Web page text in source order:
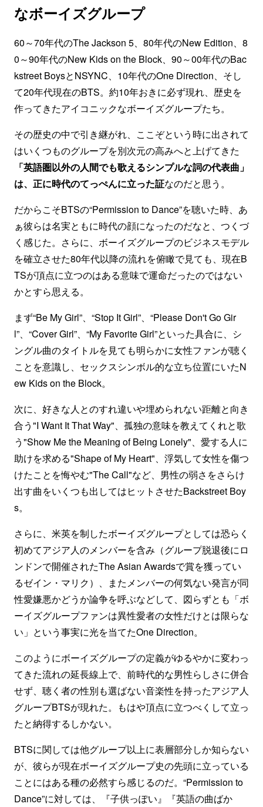
なボーイズグループ
60～70年代のThe Jackson 5、80年代のNew Edition、8
0～90年代のNew Kids on the Block、90～00年代のBac
kstreet BoysとNSYNC、10年代のOne Direction、そし
て20年代現在のBTS。約10年おきに必ず現れ、歴史を
作ってきたアイコニックなボーイズグループたち。
その歴史の中で引き継がれ、ここぞという時に出されて
はいくつものグループを別次元の高みへと上げてきた
「英語圏以外の人間でも歌えるシンプルな詞の代表曲」
は、正に時代のてっぺんに立った証なのだと思う。
だからこそBTSの“Permission to Dance”を聴いた時、あ
ぁ彼らは名実ともに時代の顔になったのだなと、つくづ
く感じた。さらに、ボーイズグループのビジネスモデル
を確立させた80年代以降の流れを俯瞰で見ても、現在B
TSが頂点に立つのはある意味で運命だったのではない
かとすら思える。
まず“Be My Girl”、“Stop It Girl”、“Please Don't Go Gir
l”、“Cover Girl”、“My Favorite Girl”といった具合に、シ
ングル曲のタイトルを見ても明らかに女性ファンが聴く
ことを意識し、セックスシンボル的な立ち位置にいたN
ew Kids on the Block。
次に、好きな人とのすれ違いや埋められない距離と向き
合う"I Want It That Way"、孤独の意味を教えてくれと歌
う"Show Me the Meaning of Being Lonely"、愛する人に
助けを求める"Shape of My Heart"、浮気して女性を傷つ
けたことを悔やむ"The Call"など、男性の弱さをさらけ
出す曲をいくつも出してはヒットさせたBackstreet Boy
s。
さらに、米英を制したボーイズグループとしては恐らく
初めてアジア人のメンバーを含み（グループ脱退後にロ
ンドンで開催されたThe Asian Awardsで賞を獲ってい
るゼイン・マリク）、またメンバーの何気ない発言が同
性愛嫌悪かどうか論争を呼ぶなどして、図らずとも「ボ
ーイズグループファンは異性愛者の女性だけとは限らな
い」という事実に光を当てたOne Direction。
このようにボーイズグループの定義がゆるやかに変わっ
てきた流れの延長線上で、前時代的な男性らしさに併合
せず、聴く者の性別も選ばない音楽性を持ったアジア人
グループBTSが現れた。もはや頂点に立つべくして立っ
たと納得するしかない。
BTSに関しては他グループ以上に表層部分しか知らない
が、彼らが現在ボーイズグループ史の先頭に立っている
ことにはある種の必然すら感じるのだ。“Permission to
Dance”に対しては、『子供っぽい』『英語の曲ばか